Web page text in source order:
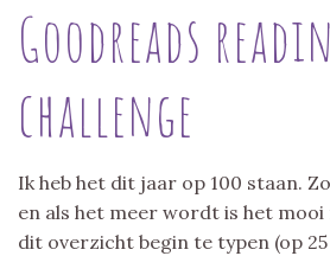
Goodreads
challenge
Ik heb het dit jaar op 100 staan.
en als het meer wordt is het mooi
dit overzicht begin te typen (op